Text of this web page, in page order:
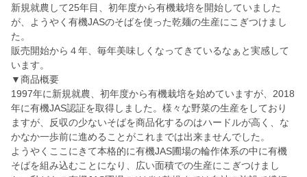
新規就農して25年目、初年度から有機栽培を開始していました
が、ようやく有機JASのそばを使った乾麺の生産にこぎつけまし
た。
販売開始から４年、毎年美味しくなってきているなぁと実感して
います。
▼商品概要
1997年に新規就農、初年度から有機栽培を始めていますが、2018
年に有機JAS認証を取得しました。様々な野菜の生産をしており
ますが、反収の少ないそばを商品化するのはハードルが高く、な
かなか一歩前に進めることがこれまでは出来ませんでした。
ようやくここにきて本格的に有機JAS圃場の輪作体系の中に有機
そばを組み込むことになり、広い面積での生産にこぎつけまし